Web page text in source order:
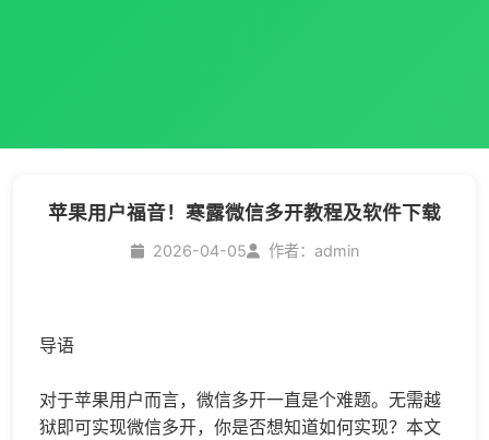
苹果用户福音！寒露微信多开教程及软件下载
2026-04-05 作者：admin
导语
对于苹果用户而言， 微信多开一直是个难题。无需越
狱即可实现微信多开，你是否想知道如何实现？本文